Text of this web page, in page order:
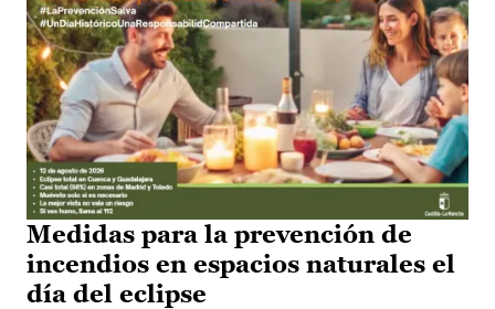
Medidas para la prevención de
incendios en espacios naturales el
día del eclipse